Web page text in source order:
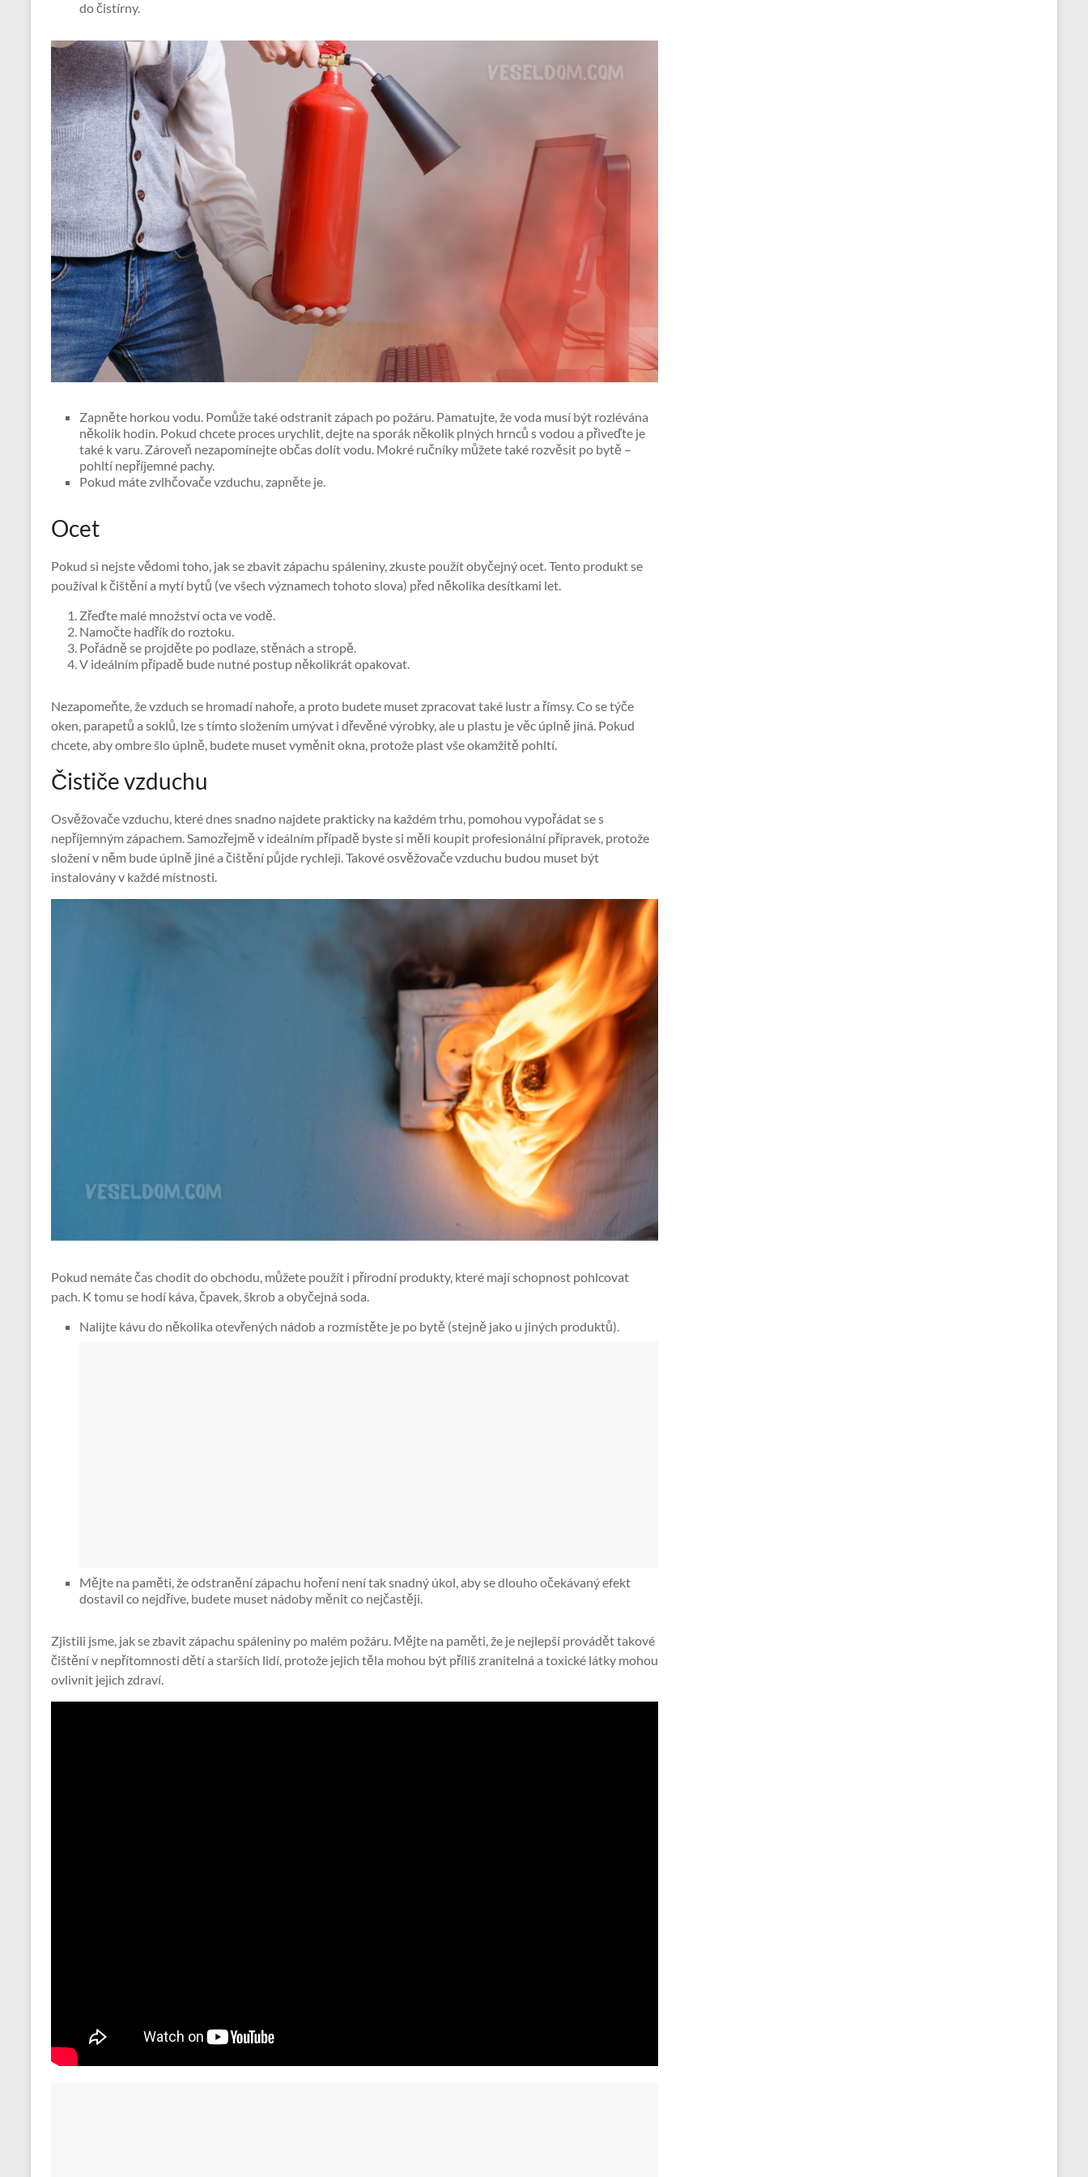
do čistírny.
Zapněte horkou vodu. Pomůže také odstranit zápach po požáru. Pamatujte, že voda musí být rozlévána
několik hodin. Pokud chcete proces urychlit, dejte na sporák několik plných hrnců s vodou a přiveďte je
také k varu. Zároveň nezapomínejte občas dolít vodu. Mokré ručníky můžete také rozvěsit po bytě –
pohltí nepříjemné pachy.
Pokud máte zvlhčovače vzduchu, zapněte je.
Ocet
Pokud si nejste vědomi toho, jak se zbavit zápachu spáleniny, zkuste použít obyčejný ocet. Tento produkt se
používal k čištění a mytí bytů (ve všech významech tohoto slova) před několika desítkami let.
Zřeďte malé množství octa ve vodě.
Namočte hadřík do roztoku.
Pořádně se projděte po podlaze, stěnách a stropě.
V ideálním případě bude nutné postup několikrát opakovat.
Nezapomeňte, že vzduch se hromadí nahoře, a proto budete muset zpracovat také lustr a římsy. Co se týče
oken, parapetů a soklů, lze s tímto složením umývat i dřevěné výrobky, ale u plastu je věc úplně jiná. Pokud
chcete, aby ombre šlo úplně, budete muset vyměnit okna, protože plast vše okamžitě pohltí.
Čističe vzduchu
Osvěžovače vzduchu, které dnes snadno najdete prakticky na každém trhu, pomohou vypořádat se s
nepříjemným zápachem. Samozřejmě v ideálním případě byste si měli koupit profesionální přípravek, protože
složení v něm bude úplně jiné a čištění půjde rychleji. Takové osvěžovače vzduchu budou muset být
instalovány v každé místnosti.
Pokud nemáte čas chodit do obchodu, můžete použít i přírodní produkty, které mají schopnost pohlcovat
pach. K tomu se hodí káva, čpavek, škrob a obyčejná soda.
Nalijte kávu do několika otevřených nádob a rozmístěte je po bytě (stejně jako u jiných produktů).
Mějte na paměti, že odstranění zápachu hoření není tak snadný úkol, aby se dlouho očekávaný efekt
dostavil co nejdříve, budete muset nádoby měnit co nejčastěji.
Zjistili jsme, jak se zbavit zápachu spáleniny po malém požáru. Mějte na paměti, že je nejlepší provádět takové
čištění v nepřítomnosti dětí a starších lidí, protože jejich těla mohou být příliš zranitelná a toxické látky mohou
ovlivnit jejich zdraví.